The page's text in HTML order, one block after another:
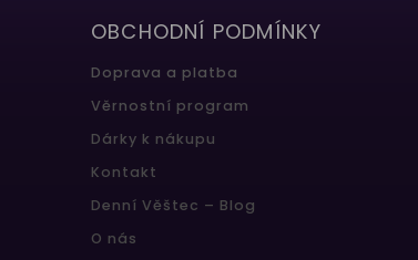
OBCHODNÍ PODMÍNKY
Doprava a platba
Věrnostní program
Dárky k nákupu
Kontakt
Denní Věštec – Blog
O nás